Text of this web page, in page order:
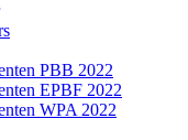
PBB 2022
EPBF 2022
WPA 2022